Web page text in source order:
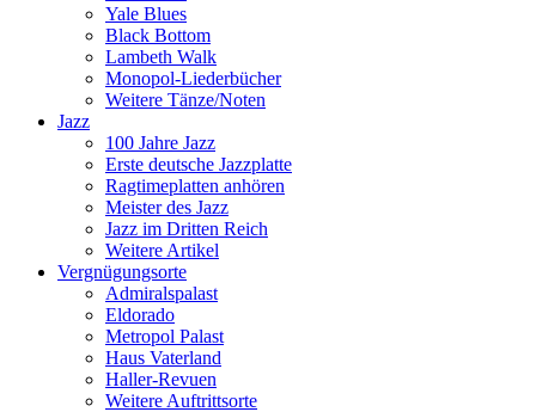
Yale Blues
Black Bottom
Lambeth Walk
Monopol-Liederbücher
Weitere Tänze/Noten
Jazz
100 Jahre Jazz
Erste deutsche Jazzplatte
Ragtimeplatten anhören
Meister des Jazz
Jazz im Dritten Reich
Weitere Artikel
Vergnügungsorte
Admiralspalast
Eldorado
Metropol Palast
Haus Vaterland
Haller-Revuen
Weitere Auftrittsorte